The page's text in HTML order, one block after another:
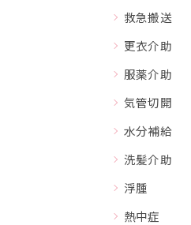
救急搬送
更衣介助
服薬介助
気管切開
水分補給
洗髪介助
浮腫
熱中症